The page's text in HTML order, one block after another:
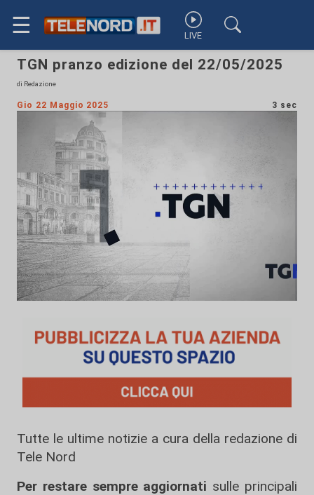
☰ LIVE
TGN pranzo edizione del 22/05/2025
di Redazione
Gio 22 Maggio 2025 3 sec
Tutte le ultime notizie a cura della redazione di
Tele Nord
Per restare sempre aggiornati sulle principali